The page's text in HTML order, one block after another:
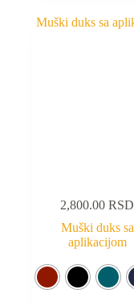
2,800.00RSD
Muški duks sa
aplikacijom